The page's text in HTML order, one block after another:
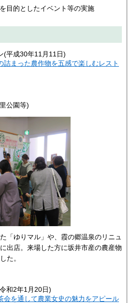
目的としたイベント等の実施
(平成30年11月11日)
詰まった農作物を五感で楽しむレスト
公園等)
「ゆりマル」や、霞の郷温泉のリニュ
出店。来場した方に坂井市産の農産物
た。
和2年1月20日)
会を通して農業女史の魅力をアピール